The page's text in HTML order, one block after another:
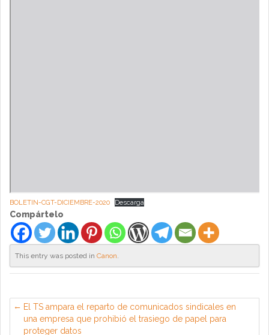
BOLETIN-CGT-DICIEMBRE-2020 Descarga
Compártelo
This entry was posted in Canon.
El TS ampara el reparto de comunicados sindicales en
una empresa que prohibió el trasiego de papel para
proteger datos